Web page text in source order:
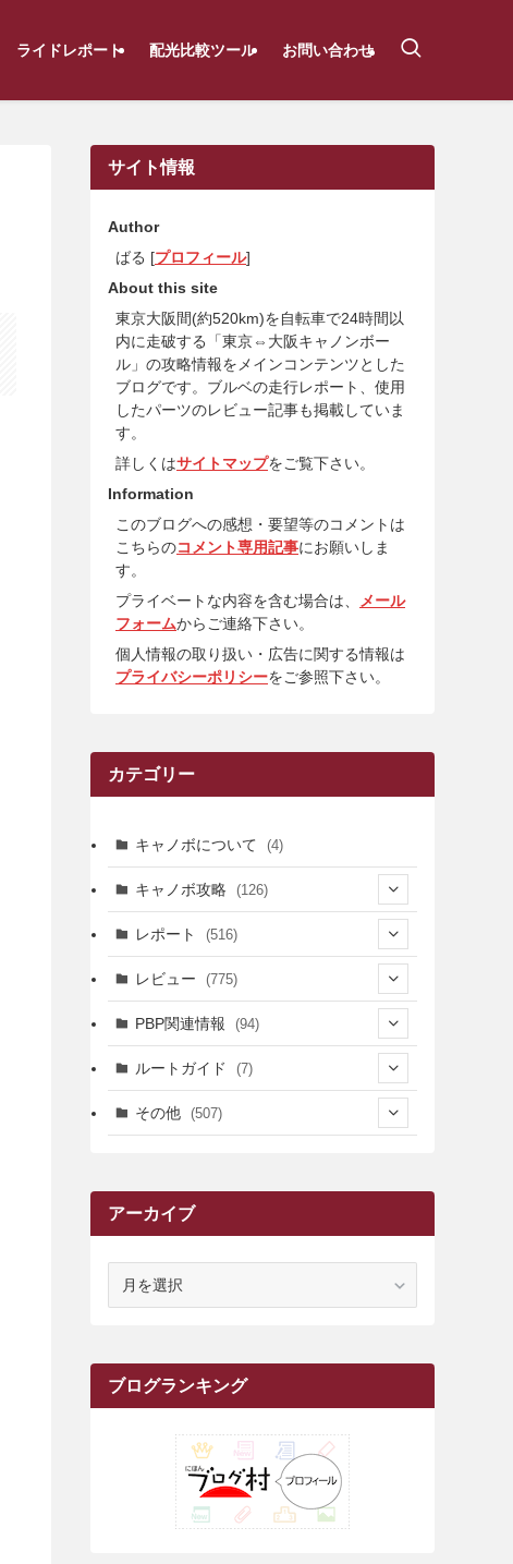
ライドレポート 配光比較ツール お問い合わせ
サイト情報
Author
ばる [プロフィール]
About this site
東京大阪間(約520km)を自転車で24時間以
内に走破する「東京⇔大阪キャノンボー
ル」の攻略情報をメインコンテンツとした
ブログです。ブルベの走行レポート、使用
したパーツのレビュー記事も掲載していま
す。
詳しくはサイトマップをご覧下さい。
Information
このブログへの感想・要望等のコメントは
こちらのコメント専用記事にお願いしま
す。
プライベートな内容を含む場合は、
メール
フォームからご連絡下さい。
個人情報の取り扱い・広告に関する情報は
プライバシーポリシーをご参照下さい。
カテゴリー
キャノボについて (4)
キャノボ攻略 (126)
(12)
(12)(5)
(9)
(17)
(2)
(1)
(17)
レポート (516)
(34)
(371)
(14)
(10)
(26)
(12)
(2)
(23)
(12)
(34)
(9)
(25)
(10)
(7)
(8)
(35)
(8)
(42)
(8)
(24)
(111)
(8)
(7)
(15)
(7)
(10)
(5)
(5)
(5)
(5)
レビュー (775)
(161)
(6)
(3)
(7)
(9)
(1)
(4)
(1)
(1)
(6)
(28)
(7)
(2)
(10)
(16)
(15)
(10)
(4)
(2)
(258)
(47)
(6)
(1)
(13)
(22)
(2)
(1)
(10)
(8)
(47)
(7)
(10)
(101)
(1)
(1)
(10)
(1)
(23)
(4)
(5)
(1)
(2)
(6)
(1)
(2)
(5)
(2)
(9)
(2)
(3)
(30)
(2)
(8)
(3)
(15)
(143)
(37)
(41)
(4)
(20)
(1)
PBP関連情報 (94)
(11)
ルートガイド (7)
(1)
(3)
(1)
(1)
その他 (507)
(161)
(18)
(1)
(39)
(3)
アーカイブ
ブ
ブログランキング